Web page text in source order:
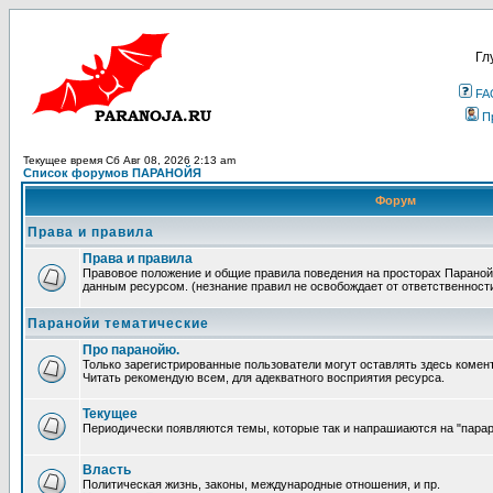
Текущее время Сб Авг 08, 2026 2:13 am
Список форумов ПАРАНОЙЯ
Форум
Права и правила
Права и правила
Правовое положение и общие правила поведения на просторах
данным ресурсом. (незнание правил не освобождает от
Паранойи тематические
Про паранойю.
Только зарегистрированные пользователи могут оставлять здесь
Читать рекомендую всем, для адекватного восприятия ресурса.
Текущее
Периодически появляются темы, которые так и напрашиаются на
Власть
Политическая жизнь, законы, международные отношения, и пр.